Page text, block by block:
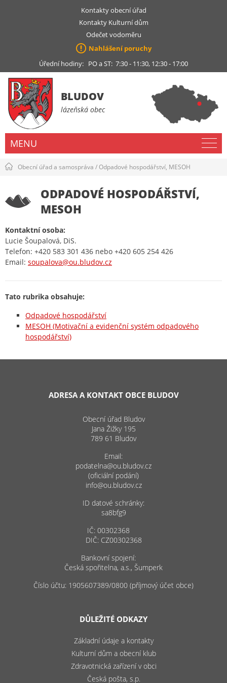
Kontakty obecní úřad
Kontakty Kulturní dům
Odečet vodoměru
Nahlášení poruchy
Úřední hodiny: PO a ST: 7:30 - 11:30, 12:30 - 17:00
BLUDOV
lázeňská obec
MENU
Obecní úřad a samospráva /Odpadové hospodářství, MESOH
ODPADOVÉ HOSPODÁŘSTVÍ,
MESOH
Kontaktní osoba:
Lucie Šoupalová, DiS.
Telefon: +420 583 301 436 nebo +420 605 254 426
Email: soupalova@ou.bludov.cz
Tato rubrika obsahuje:
Odpadové hospodářství
MESOH (Motivační a evidenční systém odpadového
hospodářství)
ADRESA A KONTAKT OBCE BLUDOV
Obecní úřad Bludov
Jana Žižky 195
789 61 Bludov
Email:
podatelna@ou.bludov.cz
(oficiální podání)
info@ou.bludov.cz
ID datové schránky:
sa8bfg9
IČ: 00302368
DIČ: CZ00302368
Bankovní spojení:
Česká spořitelna, a.s., Šumperk
Číslo účtu: 1905607389/0800 (příjmový účet obce)
DŮLEŽITÉ ODKAZY
Základní údaje a kontakty
Kulturní dům a obecní klub
Zdravotnická zařízení v obci
Česká pošta, s.p.